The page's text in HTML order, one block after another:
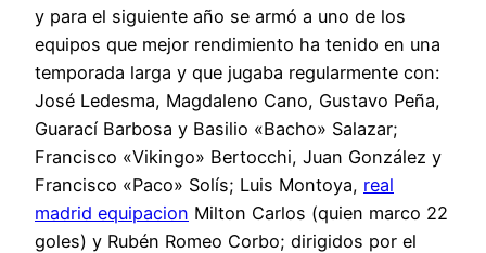
y para el siguiente año se armó a uno de los
equipos que mejor rendimiento ha tenido en una
temporada larga y que jugaba regularmente con:
José Ledesma, Magdaleno Cano, Gustavo Peña,
Guarací Barbosa y Basilio «Bacho» Salazar;
Francisco «Vikingo» Bertocchi, Juan González y
Francisco «Paco» Solís; Luis Montoya, real
madrid equipacion Milton Carlos (quien marco 22
goles) y Rubén Romeo Corbo; dirigidos por el